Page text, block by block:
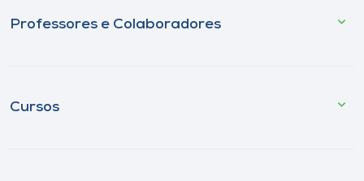
Professores e Colaboradores
Cursos